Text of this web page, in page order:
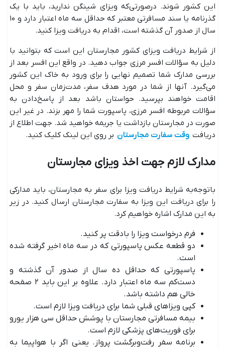
این کشور شوند. درصورتی‌که ویزای شینگن ندارید، باید با یک
گذرنامه یا سند مسافرتی معتبر که حداقل سه ماه اعتبار دارد و ۱۰
سال از صدور آن گذشته است، اقدام به دریافت ویزا کنید.
از شرایط دریافت ویزای کشور مجارستان این است که بتوانید با
دلیل به سؤالات افسر مرزی جواب دهید. در واقع این افسر بعد از
بررسی مدارک شما تصمیم نهایی را برای ورود به خاک این کشور
می‌گیرد. آنها از شما در مورد هدف سفر، مدت‌زمان سفر و محل
اقامت خواهند بپرسید. حواستان باشد بعد از پاسخ‌دادن به
سؤالات مربوطه افسر مرزی، پاسپورت شما را مهر بزند. در غیر این
صورت در مجارستان بازداشت یا جریمه خواهید شد. جهت اطلاع از
دریافت وقت سفارت مجارستان بر روی این لینک کلیک کنید.
مدارک لازم جهت اخذ ویزای مجارستان
باتوجه‌به شرایط دریافت ویزا برای سفر به مجارستان، باید مدارکی
را برای دریافت این ویزا به سفارت مجارستان ارسال کنید. در زیر
به این مدارک اشاره خواهیم کرد.
فرم درخواست ویزا را بادقت پر کنید.
دو قطعه عکس پاسپورتی که در سه ماه اخیر گرفته شده
است.
پاسپورتی که حداقل ده سال از صدور آن گذشته و
دست‌کم سه ماه اعتبار دارد. علاوه بر این باید ۲ صفحه
خالی هم داشته باشد.
کپی ویزاهای قبلی شما برای دریافت ویزا لازم است.
بیمه مسافرتی مجارستان با پوشش حداقل سی هزار یورو
برای فوریت‌های پزشکی لازم است.
برنامه سفر رفت‌وبرگشت پرواز. یعنی اگر با هواپیما به